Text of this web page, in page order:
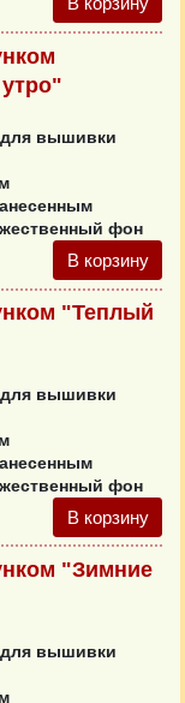
вышивки
фон
В корзину
"Теплый
вышивки
фон
В корзину
"Зимние
вышивки